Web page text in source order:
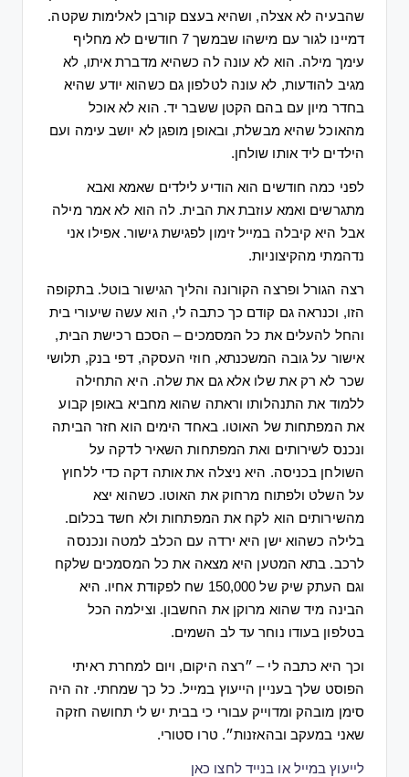
שהבעיה לא אצלה, ושהיא בעצם קורבן לאלימות שקטה.
דמיינו לגור עם מישהו שבמשך 7 חודשים לא מחליף
עימך מילה. הוא לא עונה לה כשהיא מדברת איתו, לא
מגיב להודעות, לא עונה לטלפון גם כשהוא יודע שהיא
בחדר מיון עם בהם הקטן ששבר יד. הוא לא אוכל
מהאוכל שהיא מבשלת, ובאופן מופגן לא יושב עימה ועם
הילדים ליד אותו שולחן.
לפני כמה חודשים הוא הודיע לילדים שאמא ואבא
מתגרשים ואמא עוזבת את הבית. לה הוא לא אמר מילה
אבל היא קיבלה במייל זימון לפגישת גישור. אפילו אני
נדהמתי מהקיצוניות.
רצה הגורל ופרצה הקורונה והליך הגישור בוטל. בתקופה
הזו, וכנראה גם קודם כך כתבה לי, הוא עשה שיעורי בית
והחל להעלים את כל המסמכים – הסכם רכישת הבית,
אישור על גובה המשכנתא, חוזי העסקה, דפי בנק, תלושי
שכר לא רק את שלו אלא גם את שלה. היא התחילה
ללמוד את התנהלותו וראתה שהוא מחביא באופן קבוע
את המפתחות של האוטו. באחד הימים הוא חזר הביתה
ונכנס לשירותים ואת המפתחות השאיר לדקה על
השולחן בכניסה. היא ניצלה את אותה דקה כדי ללחוץ
על השלט ולפתוח מרחוק את האוטו. כשהוא יצא
מהשירותים הוא לקח את המפתחות ולא חשד בכלום.
בלילה כשהוא ישן היא ירדה עם הכלב למטה ונכנסה
לרכב. בתא המטען היא מצאה את כל המסמכים שלקח
וגם העתק שיק של 150,000 שח לפקודת אחיו. היא
הבינה מיד שהוא מרוקן את החשבון. וצילמה הכל
בטלפון בעודו נוחר עד לב השמים.
וכך היא כתבה לי – ״רצה היקום, ויום למחרת ראיתי
הפוסט שלך בעניין הייעוץ במייל. כל כך שמחתי. זה היה
סימן מובהק ומדוייק עבורי כי בבית יש לי תחושה חזקה
שאני במעקב ובהאזנות״. טרו סטורי.
לייעוץ במייל או בנייד לחצו כאן